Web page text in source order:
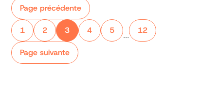
Page précédente
1 2 3 4 5
…
12
Page suivante